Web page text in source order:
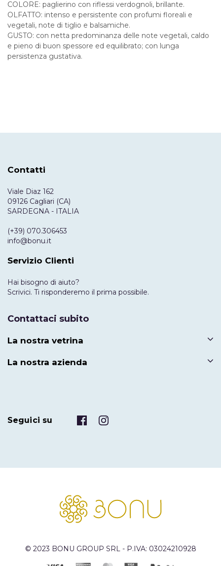
COLORE: paglierino con riflessi verdognoli, brillante.
OLFATTO: intenso e persistente con profumi floreali e
vegetali, note di tiglio e balsamiche.
GUSTO: con netta predominanza delle note vegetali, caldo
e pieno di buon spessore ed equilibrato; con lunga
persistenza gustativa.
Contatti
Viale Diaz 162
09126 Cagliari (CA)
SARDEGNA - ITALIA
(+39) 070.306453
info@bonu.it
Servizio Clienti
Hai bisogno di aiuto?
Scrivici. Ti risponderemo il prima possibile.
Contattaci subito
La nostra vetrina
La nostra azienda
Seguici su
© 2023 BONU GROUP SRL - P.IVA: 03024210928